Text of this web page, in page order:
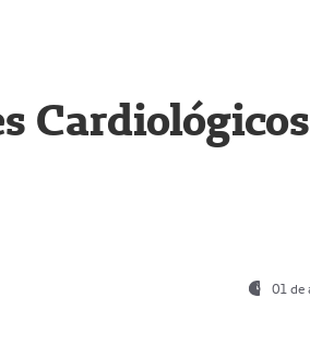
Cardiológicos
01 de